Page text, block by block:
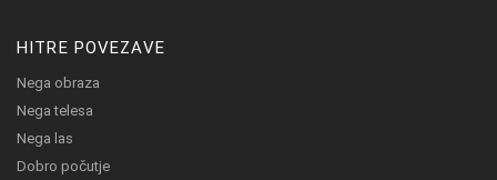
HITRE POVEZAVE
Nega obraza
Nega telesa
Nega las
Dobro počutje